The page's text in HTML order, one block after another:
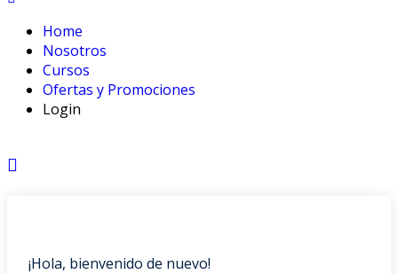
Home
Nosotros
Cursos
Ofertas y Promociones
Login
¡Hola, bienvenido de nuevo!